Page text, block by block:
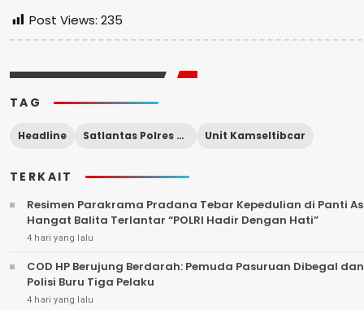
Post Views: 235
TAG
Headline Satlantas Polres Pasuruan Unit Kamseltibcar
TERKAIT
Resimen Parakrama Pradana Tebar Kepedulian di Panti
Hangat Balita Terlantar “POLRI Hadir Dengan Hati”
4 hari yang lalu
COD HP Berujung Berdarah: Pemuda Pasuruan Dibegal
Polisi Buru Tiga Pelaku
4 hari yang lalu